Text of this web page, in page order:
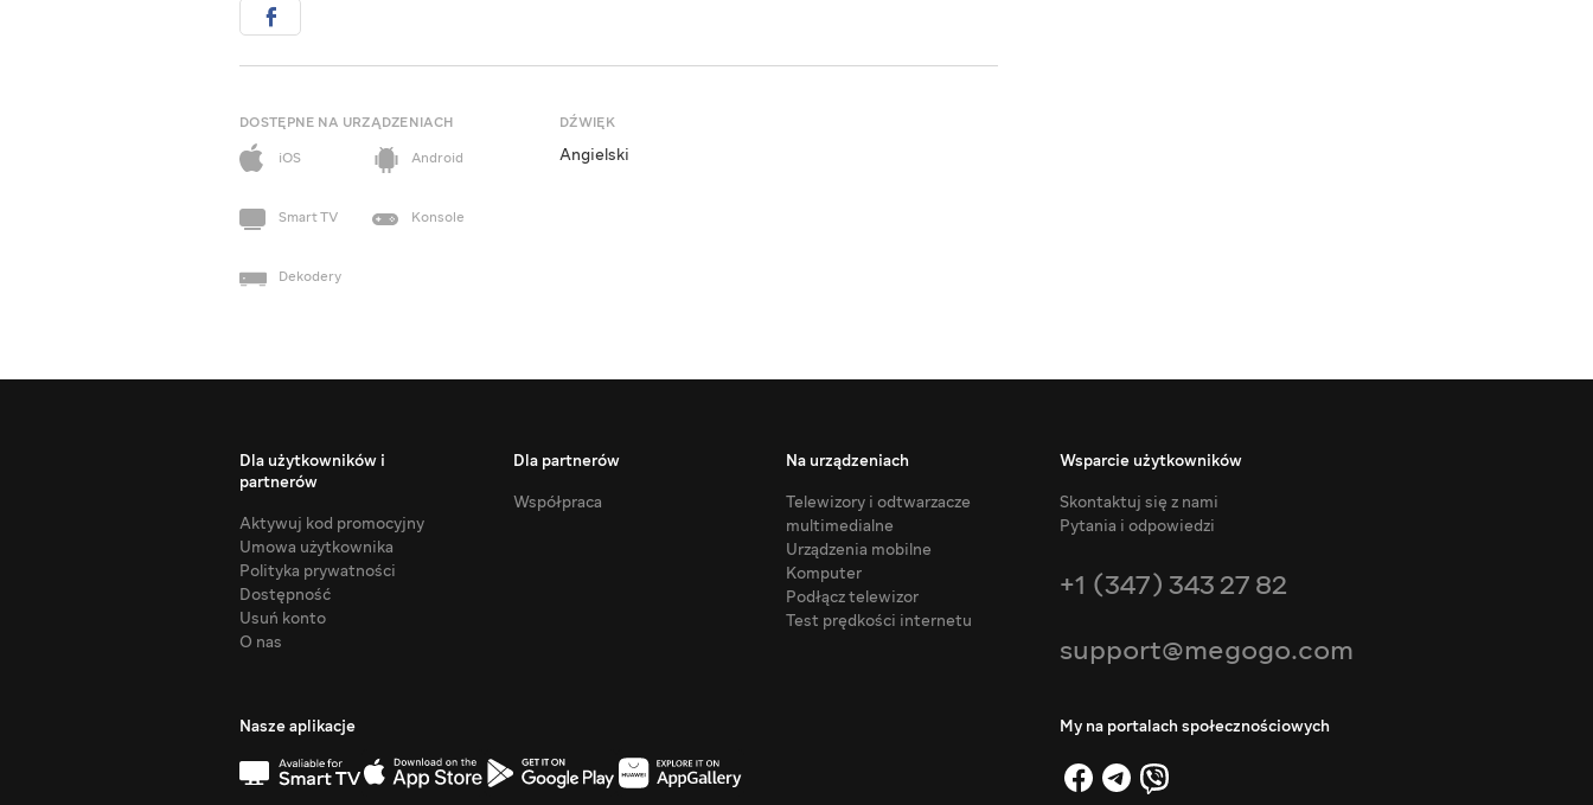
DOSTĘPNE NA URZĄDZENIACH
iOS
Android
Smart TV Konsole
Dekodery
DŹWIĘK
Angielski
Dla użytkowników i
partnerów
Aktywuj kod promocyjny
Umowa użytkownika
Polityka prywatności
Dostępność
Usuń konto
O nas
Dla partnerów
Współpraca
Na urządzeniach
Telewizory i odtwarzacze
multimedialne
Urządzenia mobilne
Komputer
Podłącz telewizor
Test prędkości internetu
Wsparcie użytkowników
Skontaktuj się z nami
Pytania i odpowiedzi
+1 (347) 343 27 82
support@megogo.com
Nasze aplikacje My na portalach społecznościowych